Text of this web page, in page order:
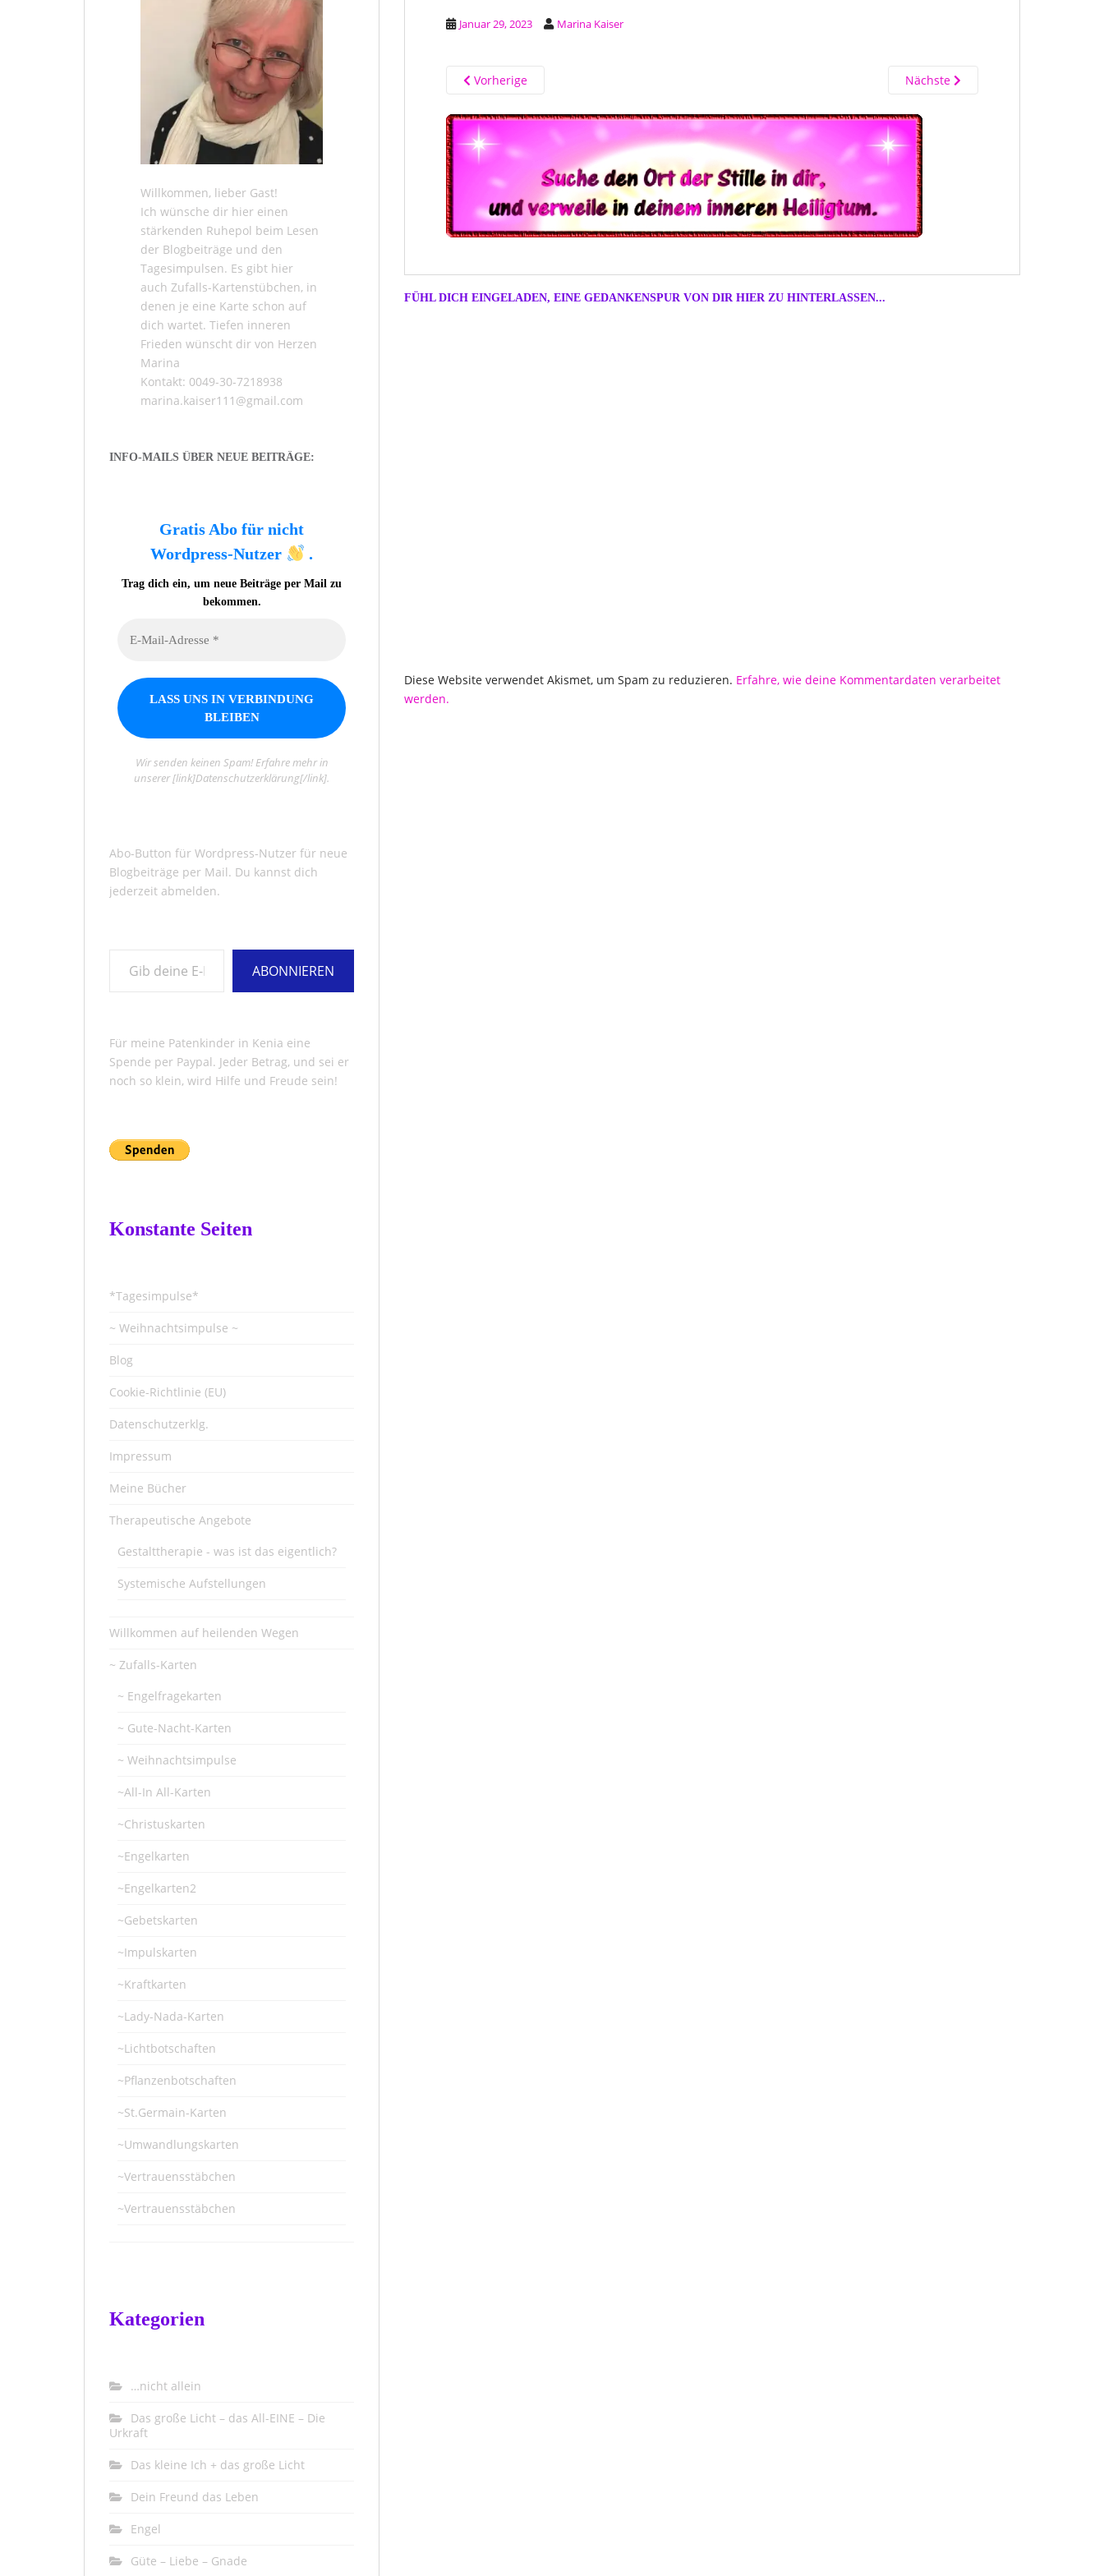
Januar 29, 2023 Marina Kaiser
Vorherige Nächste
FÜHL DICH EINGELADEN, EINE GEDANKENSPUR VON DIR HIER ZU HINTERLASSEN...
Diese Website verwendet Akismet, um Spam zu reduzieren. Erfahre, wie deine Kommentardaten verarbeitet
werden.
Willkommen, lieber Gast!
Ich wünsche dir hier einen
stärkenden Ruhepol beim Lesen
der Blogbeiträge und den
Tagesimpulsen. Es gibt hier
auch Zufalls-Kartenstübchen, in
denen je eine Karte schon auf
dich wartet. Tiefen inneren
Frieden wünscht dir von Herzen
Marina
Kontakt: 0049-30-7218938
marina.kaiser111@gmail.com
INFO-MAILS ÜBER NEUE BEITRÄGE:
Gratis Abo für nicht
Wordpress-Nutzer
.
Trag dich ein, um neue Beiträge per Mail zu
bekommen.
Wir senden keinen Spam! Erfahre mehr in
unserer [link]Datenschutzerklärung[/link].
Abo-Button für Wordpress-Nutzer für neue
Blogbeiträge per Mail. Du kannst dich
jederzeit abmelden.
ABONNIEREN
Für meine Patenkinder in Kenia eine
Spende per Paypal. Jeder Betrag, und sei er
noch so klein, wird Hilfe und Freude sein!
Konstante Seiten
*Tagesimpulse*
~ Weihnachtsimpulse ~
Blog
Cookie-Richtlinie (EU)
Datenschutzerklg.
Impressum
Meine Bücher
Therapeutische Angebote
Gestalttherapie - was ist das eigentlich?
Systemische Aufstellungen
Willkommen auf heilenden Wegen
~ Zufalls-Karten
~ Engelfragekarten
~ Gute-Nacht-Karten
~ Weihnachtsimpulse
~All-In All-Karten
~Christuskarten
~Engelkarten
~Engelkarten2
~Gebetskarten
~Impulskarten
~Kraftkarten
~Lady-Nada-Karten
~Lichtbotschaften
~Pflanzenbotschaften
~St.Germain-Karten
~Umwandlungskarten
~Vertrauensstäbchen
~Vertrauensstäbchen
Kategorien
…nicht allein
Das große Licht – das All-EINE – Die
Urkraft
Das kleine Ich + das große Licht
Dein Freund das Leben
Engel
Güte – Liebe – Gnade